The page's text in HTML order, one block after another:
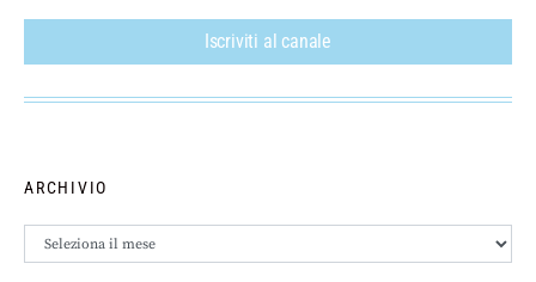
Iscriviti al canale
ARCHIVIO
Archivio